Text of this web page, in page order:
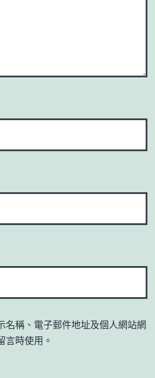
名稱、電子郵件地址及個人網站網
言時使用。